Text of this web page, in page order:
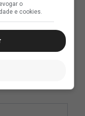
o
e cookies.